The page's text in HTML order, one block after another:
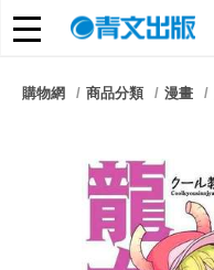
朋友們，提高警覺！
購物網 商品分類 漫畫